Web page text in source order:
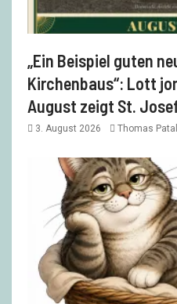
„Ein Beispiel guten
Kirchenbaus“: Lott
August zeigt St.
3. August 2026 Thomas